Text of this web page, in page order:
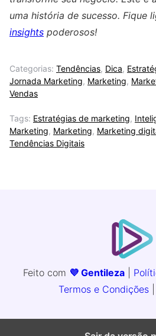
uma história de sucesso. Fique
insights poderosos!
Categorias: Tendências, Dica,
Jornada Marketing, Marketing,
Vendas
Tags: Estratégias de marketing,
Marketing, Marketing, Marketing
Tendências Digitais
Feito com 💜 Gentileza
Termos e Condições